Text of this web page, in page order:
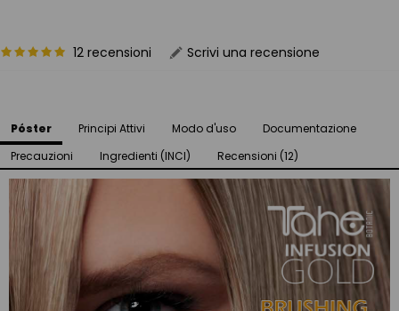
12 recensioni Scrivi una recensione
Póster Principi Attivi Modo d'uso
Documentazione
Precauzioni
Ingredienti (INCI) Recensioni (12)